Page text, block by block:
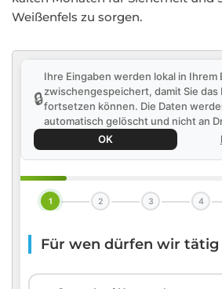
Weißenfels zu sorgen.
🔒
Ihre Eingaben werden lokal in Ihrem
zwischengespeichert, damit Sie das
fortsetzen können. Die Daten
automatisch gelöscht und nicht an
OK
1 2 3 4
Für wen dürfen wir tätig